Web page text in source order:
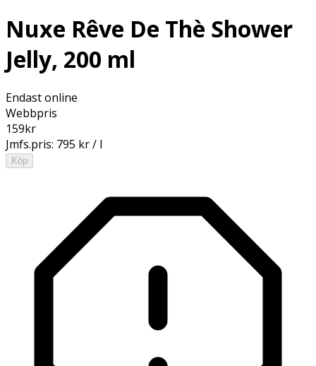
Nuxe Rêve De Thè Shower
Jelly, 200 ml
Endast online
Webbpris
159kr
Jmfs.pris: 795 kr / l
Köp